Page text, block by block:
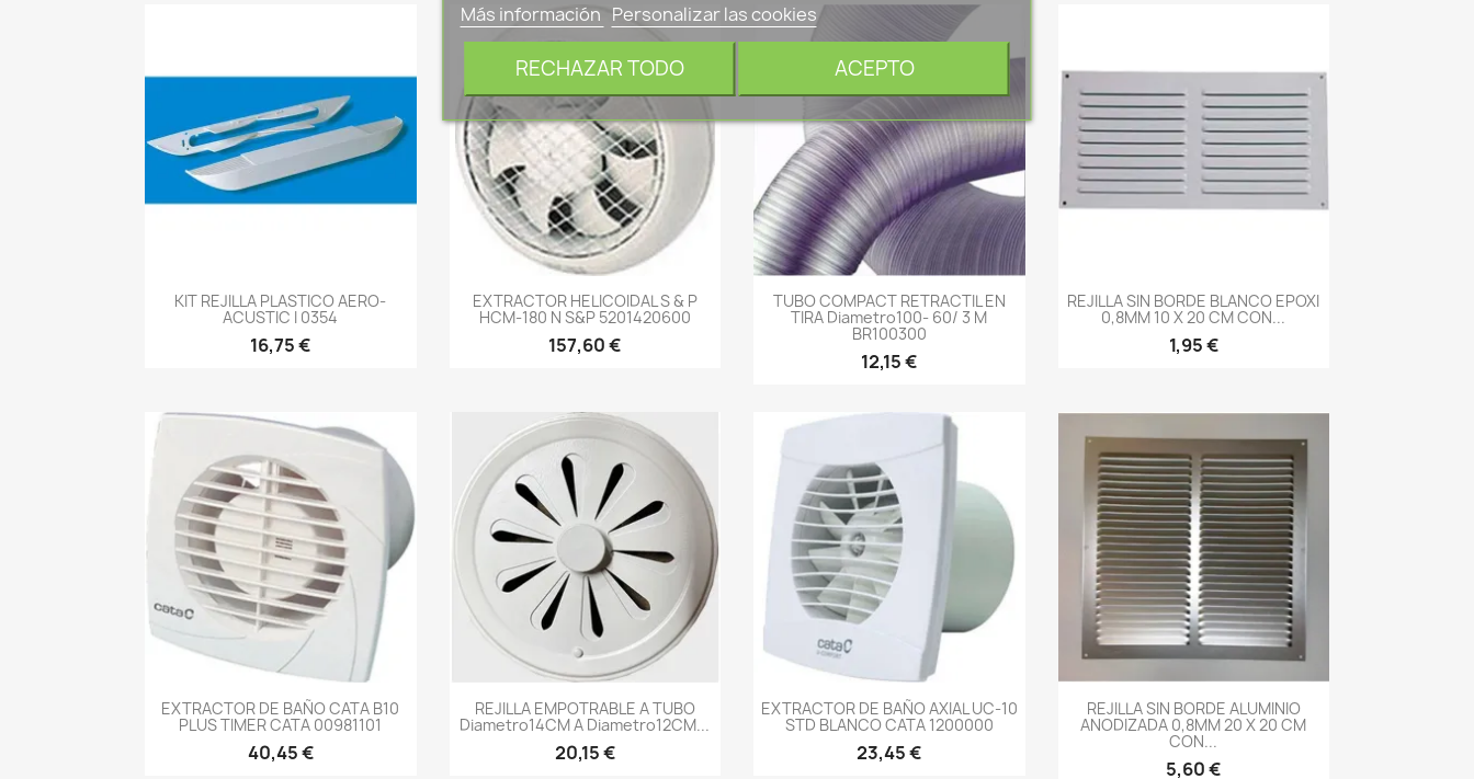
-->
KIT REJILLA PLASTICO AERO-
ACUSTIC I 0354
16,75 €
-->
EXTRACTOR HELICOIDAL S & P
HCM-180 N S&P 5201420600
157,60 €
-->
TUBO COMPACT RETRACTIL EN
TIRA Diametro100- 60/ 3 M
BR100300
12,15 €
-->
REJILLA SIN BORDE BLANCO EPOXI
0,8MM 10 X 20 CM CON...
1,95 €
-->
EXTRACTOR DE BAÑO CATA B10
PLUS TIMER CATA 00981101
40,45 €
-->
REJILLA EMPOTRABLE A TUBO
Diametro14CM A Diametro12CM...
20,15 €
-->
EXTRACTOR DE BAÑO AXIAL UC-10
STD BLANCO CATA 1200000
23,45 €
-->
REJILLA SIN BORDE ALUMINIO
ANODIZADA 0,8MM 20 X 20 CM
CON...
5,60 €
Más información Personalizar las cookies
RECHAZAR TODO ACEPTO